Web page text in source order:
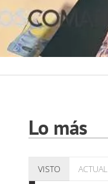
Lo más
VISTO ACTUAL